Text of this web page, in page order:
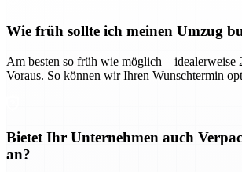
Wie früh sollte ich meinen Umzug
Am besten so früh wie möglich – idealerweise
Voraus. So können wir Ihren Wunschtermin
Bietet Ihr Unternehmen auch
an?